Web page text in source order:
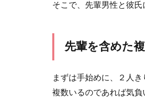
そこで、先輩男性と彼氏
先輩を含めた
まずは手始めに、２人
複数いるのであれば気負